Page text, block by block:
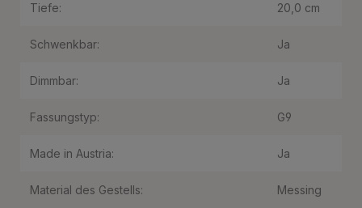
Tiefe: 20,0 cm
Schwenkbar: Ja
Dimmbar: Ja
Fassungstyp: G9
Made in Austria: Ja
Material des Gestells: Messing